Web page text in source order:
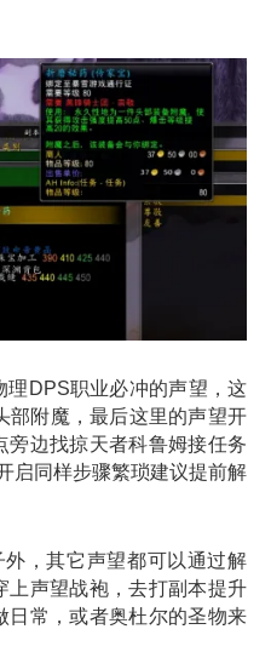
理DPS职业必冲的声望，这
部附魔，最后这里的声望开
旁边找掠天者科鲁姆接任务
启同样步骤繁琐建议提前解
，其它声望都可以通过解
上声望战袍，去打副本提升
日常，或者奥杜尔的圣物来